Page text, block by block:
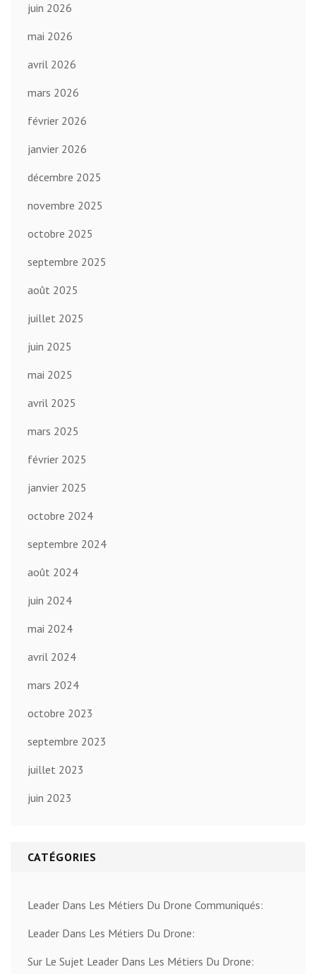
juin 2026
mai 2026
avril 2026
mars 2026
février 2026
janvier 2026
décembre 2025
novembre 2025
octobre 2025
septembre 2025
août 2025
juillet 2025
juin 2025
mai 2025
avril 2025
mars 2025
février 2025
janvier 2025
octobre 2024
septembre 2024
août 2024
juin 2024
mai 2024
avril 2024
mars 2024
octobre 2023
septembre 2023
juillet 2023
juin 2023
CATÉGORIES
Leader Dans Les Métiers Du Drone Communiqués:
Leader Dans Les Métiers Du Drone:
Sur Le Sujet Leader Dans Les Métiers Du Drone: